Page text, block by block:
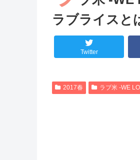
Powered by livedoor
ラブライスと
Twitter
2017春 ラブ米 -WE